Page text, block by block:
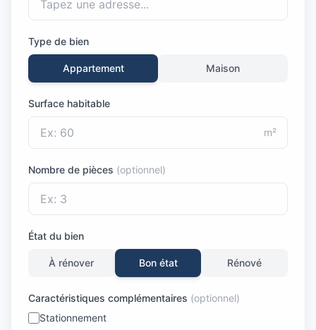
Type de bien
Appartement Maison
Surface habitable
m²
Nombre de pièces (optionnel)
État du bien
À rénover Bon état Rénové
Caractéristiques complémentaires (optionnel)
Stationnement